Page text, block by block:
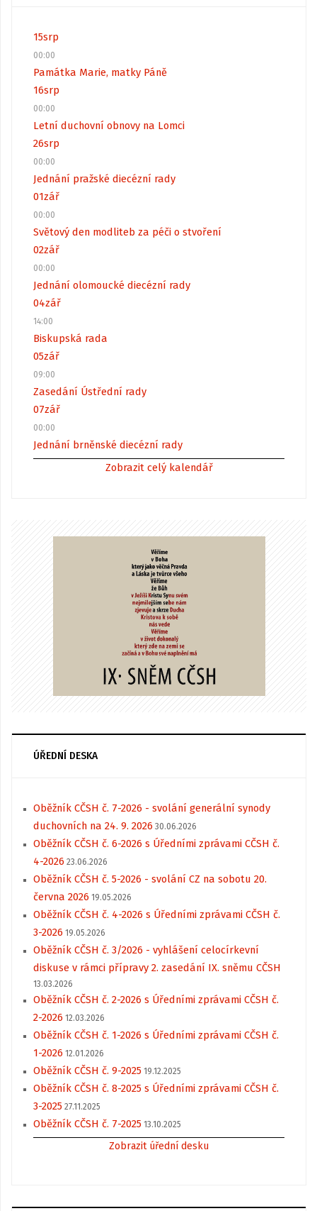
15srp
00:00
Památka Marie, matky Páně
16srp
00:00
Letní duchovní obnovy na Lomci
26srp
00:00
Jednání pražské diecézní rady
01zář
00:00
Světový den modliteb za péči o stvoření
02zář
00:00
Jednání olomoucké diecézní rady
04zář
14:00
Biskupská rada
05zář
09:00
Zasedání Ústřední rady
07zář
00:00
Jednání brněnské diecézní rady
Zobrazit celý kalendář
ÚŘEDNÍ DESKA
Oběžník CČSH č. 7-2026 - svolání generální synody
duchovních na 24. 9. 2026 30.06.2026
Oběžník CČSH č. 6-2026 s Úředními zprávami CČSH č.
4-2026 23.06.2026
Oběžník CČSH č. 5-2026 - svolání CZ na sobotu 20.
června 2026 19.05.2026
Oběžník CČSH č. 4-2026 s Úředními zprávami CČSH č.
3-2026 19.05.2026
Oběžník CČSH č. 3/2026 - vyhlášení celocírkevní
diskuse v rámci přípravy 2. zasedání IX. sněmu CČSH
13.03.2026
Oběžník CČSH č. 2-2026 s Úředními zprávami CČSH č.
2-2026 12.03.2026
Oběžník CČSH č. 1-2026 s Úředními zprávami CČSH č.
1-2026 12.01.2026
Oběžník CČSH č. 9-2025 19.12.2025
Oběžník CČSH č. 8-2025 s Úředními zprávami CČSH č.
3-2025 27.11.2025
Oběžník CČSH č. 7-2025 13.10.2025
Zobrazit úřední desku